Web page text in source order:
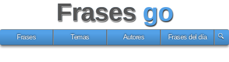
Frases go
Frases Temas Autores Frases del día